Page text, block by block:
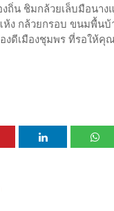
น ชิมกล้วยเล็บมือนา
ง กล้วยกรอบ ขนมพื้น
ดีเมืองชุมพร ที่รอให้คุ